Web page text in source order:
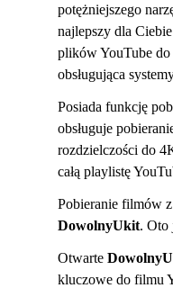
potężniejszego
najlepszy dla
plików YouTube do
obsługująca
Posiada funkcję
obsługuje
rozdzielczości do
całą playlistę
Pobieranie filmów z
DowolnyUkit. Oto
Otwarte
kluczowe do filmu